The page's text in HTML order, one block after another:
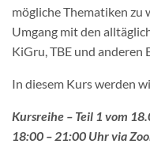
mögliche Thematiken zu
Umgang mit den
KiGru, TBE und anderen
In diesem Kurs werden
Kursreihe – Teil 1 vom
18:00 – 21:00 Uhr via